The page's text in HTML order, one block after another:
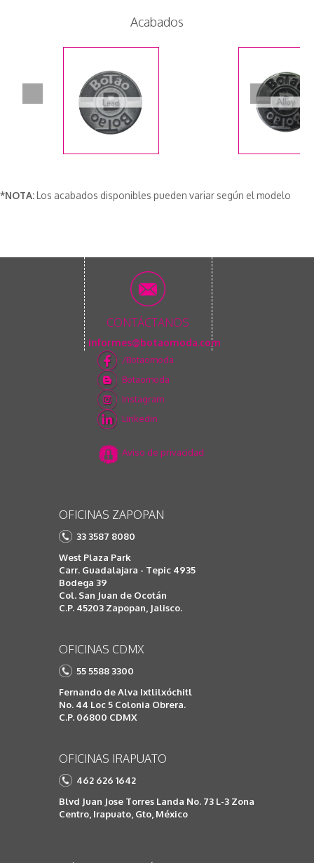
Acabados
*NOTA:Los acabados disponibles pueden variar según el modelo
CONTÁCTANOS
informes@botaomoda.com
/Botaomoda
Botaomoda
Instagram
Linkedin
Aviso de privacidad
OFICINAS ZAPOPAN
33 3587 8080
West Plaza Park
Carr. Guadalajara - Tepic 4935
Bodega 39
Col. San Juan de Ocotán
C.P. 45203 Zapopan, Jalisco.
OFICINAS CDMX
55 5588 3300
Fernando de Alva Ixtlilxóchitl
No. 44 Loc 5 Colonia Obrera.
C.P. 06800 CDMX
OFICINAS IRAPUATO
462 626 1642
Blvd Juan Jose Torres Landa No. 73 L-3 Zona
Centro, Irapuato, Gto, México